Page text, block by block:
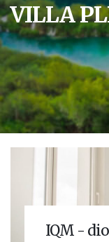
VILLA
IQM -